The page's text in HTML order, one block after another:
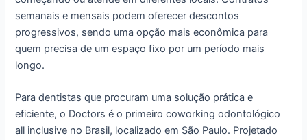
semanais e mensais podem oferecer descontos
progressivos, sendo uma opção mais econômica para
quem precisa de um espaço fixo por um período mais
longo.
Para dentistas que procuram uma solução prática e
eficiente, o Doctors é o primeiro coworking odontológico
all inclusive no Brasil, localizado em São Paulo. Projetado